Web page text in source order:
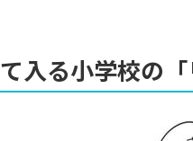
入る小学校の